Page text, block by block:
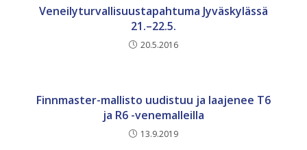
Veneilyturvallisuustapahtuma Jyväskylässä
21.–22.5.
20.5.2016
Finnmaster-mallisto uudistuu ja laajenee T6
ja R6 -venemalleilla
13.9.2019